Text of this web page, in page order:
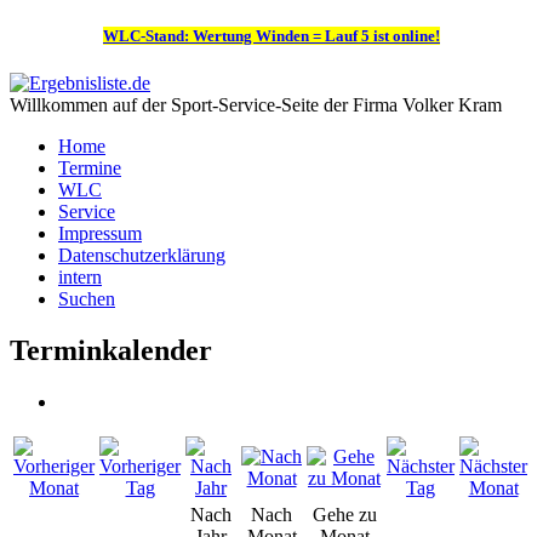
WLC-Stand: Wertung Winden = Lauf 5 ist online!
Willkommen auf der Sport-Service-Seite der Firma Volker Kram
Home
Termine
WLC
Service
Impressum
Datenschutzerklärung
intern
Suchen
Terminkalender
Nach
Nach
Gehe zu